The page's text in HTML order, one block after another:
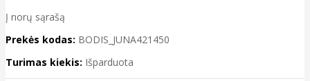
Į norų sąrašą
Prekės kodas: BODIS_JUNA421450
Turimas kiekis: Išparduota